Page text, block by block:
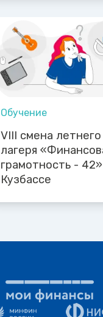
Обучение
VIII смена
лагеря
грамотность -
Кузбассе